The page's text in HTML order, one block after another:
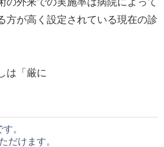
方が高く設定されている現在の診
は「厳に
。
だけます。